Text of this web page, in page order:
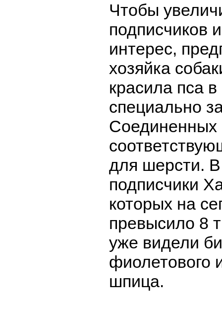
Чтобы
подписчиков
интерес,
хозяйка
красила пса
специально
Соединенных
для шерсти. В
подписчики
которых на
превысило 8
уже видели
фиолетового
шпица.